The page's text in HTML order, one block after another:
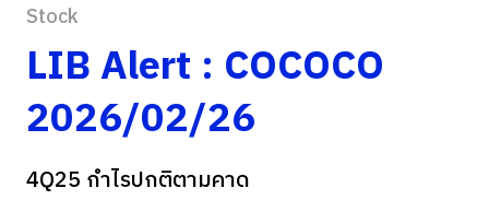
Stock
LIB Alert : COCOCO
2026/02/26
4Q25 กำไรปกติตามคาด